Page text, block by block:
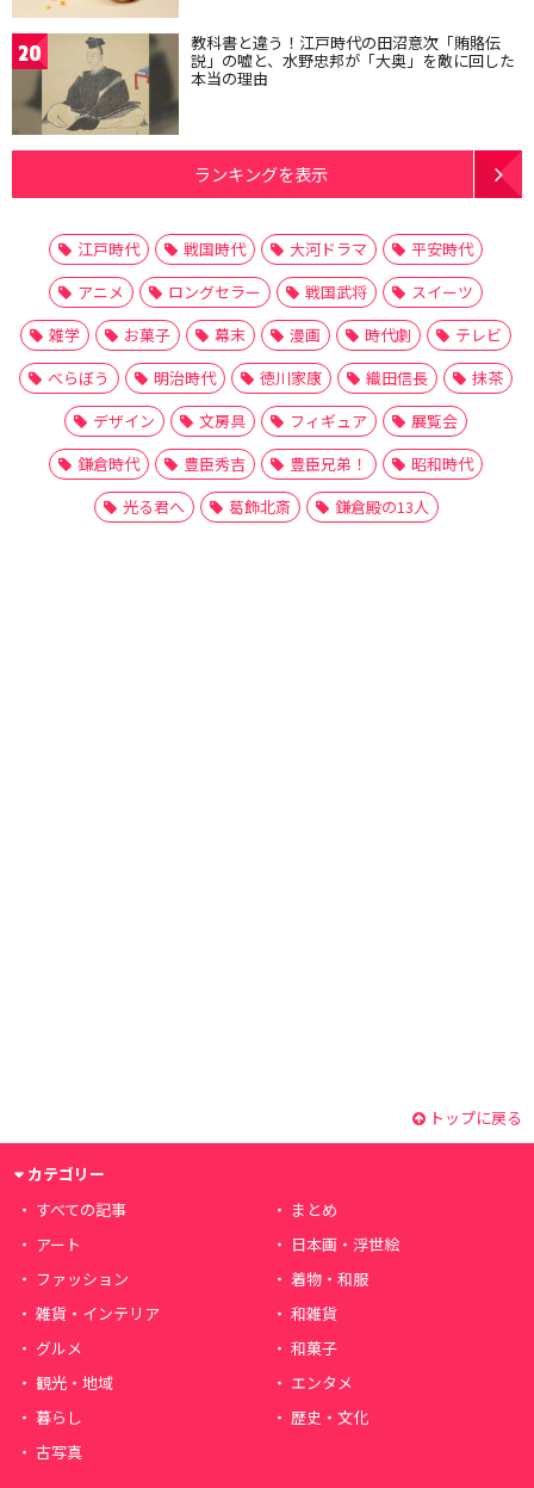
20 教科書と違う！江戸時代の田沼意次「賄賂伝
説」の嘘と、水野忠邦が「大奥」を敵に回した
本当の理由
ランキングを表示
江戸時代 戦国時代 大河ドラマ
平安時代
アニメ
ロングセラー 戦国武将
スイーツ
雑学
お菓子 幕末 漫画 時代劇
テレビ
べらぼう
明治時代 徳川家康 織田信長
抹茶
デザイン
文房具 フィギュア
展覧会
鎌倉時代
豊臣秀吉 豊臣兄弟！
昭和時代
光る君へ
葛飾北斎 鎌倉殿の13人
トップに戻る
カテゴリー
すべての記事
まとめ
アート
日本画・浮世絵
ファッション
着物・和服
雑貨・インテリア
和雑貨
グルメ
和菓子
観光・地域
エンタメ
暮らし
歴史・文化
古写真